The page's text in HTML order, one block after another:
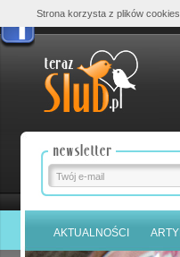
AKTUALNOŚCI
Strona korzysta z plików